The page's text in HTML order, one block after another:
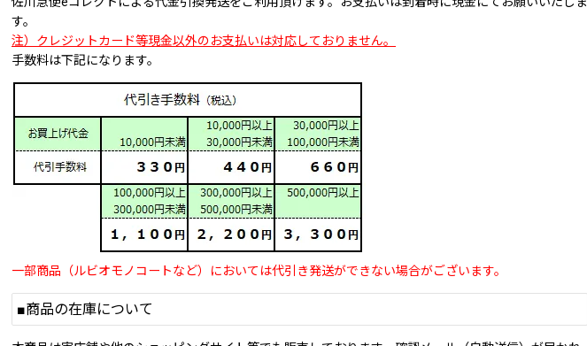
す。
注）クレジットカード等現金以外のお支払いは対応しておりません。
手数料は下記になります。
一部商品（ルビオモノコートなど）においては代引き発送ができない場合がございます。
■商品の在庫について